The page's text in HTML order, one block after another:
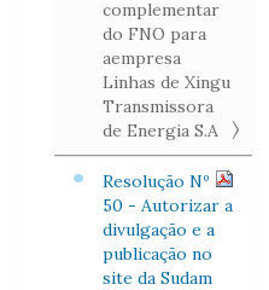
complementar
do FNO para
aempresa
Linhas de Xingu
Transmissora
de Energia S.A
Resolução Nº
50 - Autorizar a
divulgação e a
publicação no
site da Sudam